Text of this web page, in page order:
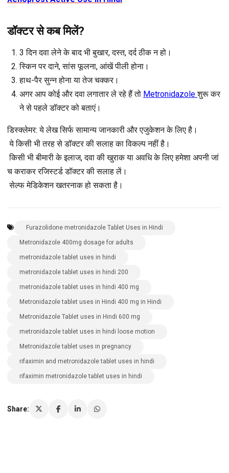
डॉक्टर से कब मिलें?
3 दिन दवा लेने के बाद भी बुखार, दस्त, दर्द ठीक न हो।
स्किन पर दाने, सांस फूलना, आंखें पीली होना।
हाथ-पैर सुन्न होना या तेज चक्कर।
अगर आप कोई और दवा लगातार ले रहे हैं तो Metronidazoleशुरू कर
ने से पहले डॉक्टर को बताएं।
डिस्क्लेमर: ये लेख सिर्फ सामान्य जानकारी और एजुकेशन के लिए है।
ये किसी भी तरह से डॉक्टर की सलाह का विकल्प नहीं है।
किसी भी बीमारी के इलाज, दवा की खुराक या अवधि के लिए हमेशा अपनी जां
च कराकर रजिस्टर्ड डॉक्टर की सलाह लें।
सेल्फ मेडिकेशन खतरनाक हो सकता है।
Furazolidone metronidazole Tablet Uses in Hindi
Metronidazole 400mg dosage for adults
metronidazole tablet uses in hindi
metronidazole tablet uses in hindi 200
metronidazole tablet uses in hindi 400 mg
Metronidazole tablet uses in Hindi 400 mg in Hindi
Metronidazole Tablet uses in Hindi 600 mg
metronidazole tablet uses in hindi loose motion
Metronidazole tablet uses in pregnancy
rifaximin and metronidazole tablet uses in hindi
rifaximin metronidazole tablet uses in hindi
Share: